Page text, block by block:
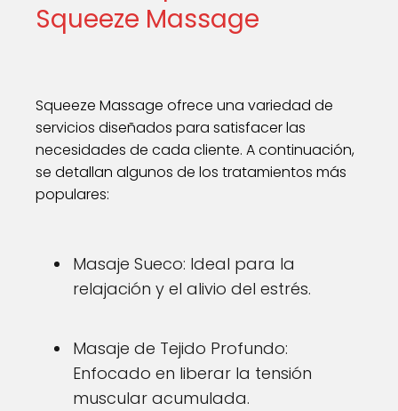
Squeeze Massage
Squeeze Massage ofrece una variedad de
servicios diseñados para satisfacer las
necesidades de cada cliente. A continuación,
se detallan algunos de los tratamientos más
populares:
Masaje Sueco: Ideal para la
relajación y el alivio del estrés.
Masaje de Tejido Profundo:
Enfocado en liberar la tensión
muscular acumulada.